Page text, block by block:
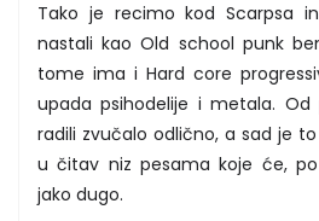
Tako je recimo kod Scarpsa
nastali kao Old school punk
tome ima i Hard core
upada psihodelije i metala.
radili zvučalo odlično, a sad je
u čitav niz pesama koje će,
jako dugo.